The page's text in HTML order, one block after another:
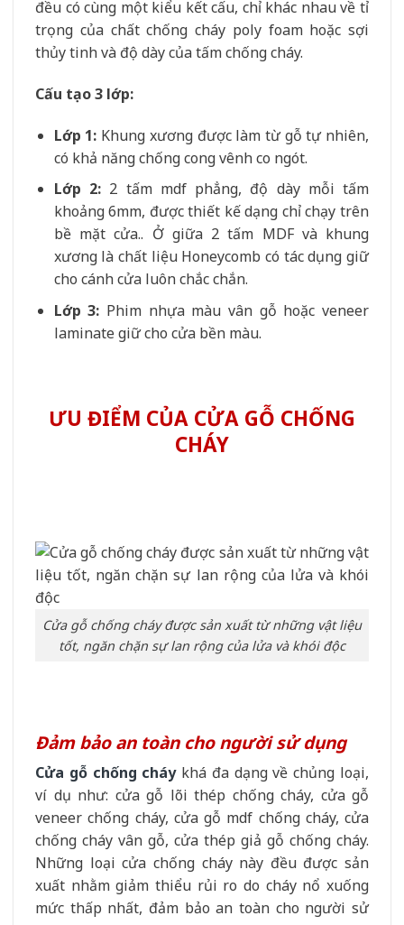
đều có cùng một kiểu kết cấu, chỉ khác nhau về tỉ
trọng của chất chống cháy poly foam hoặc sợi
thủy tinh và độ dày của tấm chống cháy.
Cấu tạo 3 lớp:
Lớp 1: Khung xương được làm từ gỗ tự nhiên,
có khả năng chống cong vênh co ngót.
Lớp 2: 2 tấm mdf phẳng, độ dày mỗi tấm
khoảng 6mm, được thiết kế dạng chỉ chạy trên
bề mặt cửa.. Ở giữa 2 tấm MDF và khung
xương là chất liệu Honeycomb có tác dụng giữ
cho cánh cửa luôn chắc chắn.
Lớp 3: Phim nhựa màu vân gỗ hoặc veneer
laminate giữ cho cửa bền màu.
ƯU ĐIỂM CỦA CỬA GỖ CHỐNG
CHÁY
Cửa gỗ chống cháy được sản xuất từ những vật liệu
tốt, ngăn chặn sự lan rộng của lửa và khói độc
Đảm bảo an toàn cho người sử dụng
Cửa gỗ chống cháykhá đa dạng về chủng loại,
ví dụ như: cửa gỗ lõi thép chống cháy, cửa gỗ
veneer chống cháy, cửa gỗ mdf chống cháy, cửa
chống cháy vân gỗ, cửa thép giả gỗ chống cháy.
Những loại cửa chống cháy này đều được sản
xuất nhằm giảm thiểu rủi ro do cháy nổ xuống
mức thấp nhất, đảm bảo an toàn cho người sử